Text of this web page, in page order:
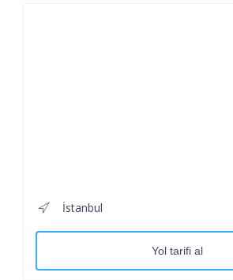
İstanbul
Yol tarifi al